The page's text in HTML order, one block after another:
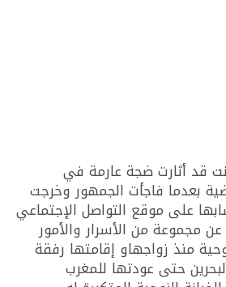
قد أثارت ضجة عارمة في
بعدما فاجأت الجمهور وخرجت
على موقع التواصل الإجتماعي
مجموعة من الأسرار والأمور
منذ زواجهاو إقامتها رفقة
حتى عودتها للمغرب